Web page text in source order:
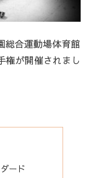
総合運動場体育館
権が開催されまし
ード